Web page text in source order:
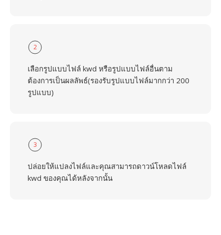
2
เลือกรูปแบบไฟล์ kwd หรือรูปแบบไฟล์อื่นตาม
ต้องการเป็นผลลัพธ์(รองรับรูปแบบไฟล์มากกว่า 200
รูปแบบ)
3
ปล่อยให้แปลงไฟล์และคุณสามารถดาวน์โหลดไฟล์
kwd ของคุณได้หลังจากนั้น